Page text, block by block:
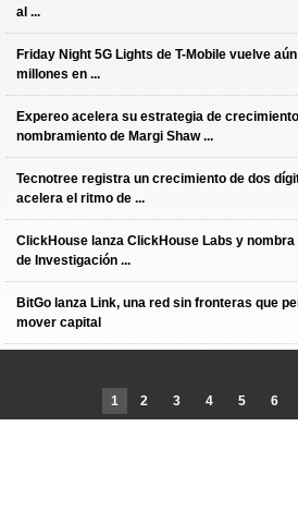
al ...
Friday Night 5G Lights de T-Mobile vuelve
millones en ...
Expereo acelera su estrategia de crecimiento
nombramiento de Margi Shaw ...
Tecnotree registra un crecimiento de dos
acelera el ritmo de ...
ClickHouse lanza ClickHouse Labs y
de Investigación ...
BitGo lanza Link, una red sin fronteras que
mover capital
1 2 3 4 5 6